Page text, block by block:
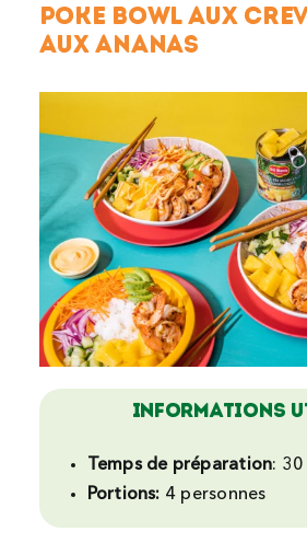
Poke Bowl aux
aux ananas
INFORMATIONS
Temps de préparation: 30
Portions: 4 personnes